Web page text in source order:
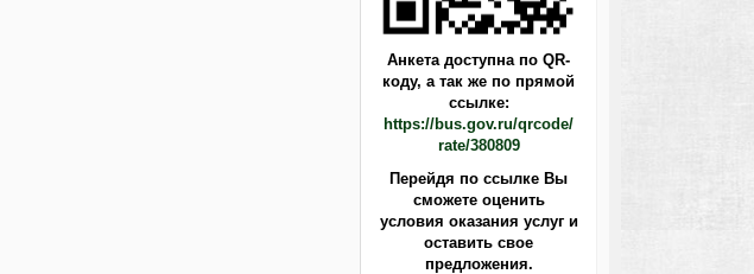
Анкета доступна по QR-
коду, а так же по прямой
ссылке:
https://bus.gov.ru/qrcode/
rate/380809
Перейдя по ссылке Вы
сможете оценить
условия оказания услуг и
оставить свое
предложения.